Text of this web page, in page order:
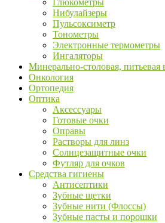
Глюкометры
Нибулайзеры
Пульсоксиметр
Тонометры
Электронные термометры
Ингаляторы
Минерально-столовая, питьевая
Онкология
Ортопедия
Оптика
Аксессуары
Готовые очки
Оправы
Растворы для линз
Солнцезащитные очки
Футляр для очков
Средства гигиены
Антисептики
Зубные щетки
Зубные нити (Флоссы)
Зубные пасты и порошки